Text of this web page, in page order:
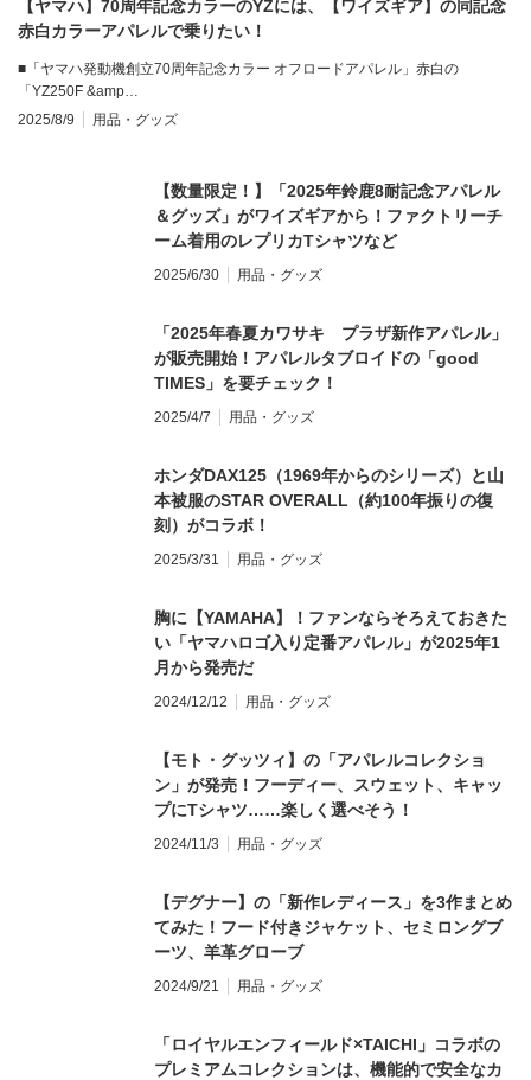
【ヤマハ】70周年記念カラーのYZには、【ワイズギア】の同記念
赤白カラーアパレルで乗りたい！
■「ヤマハ発動機創立70周年記念カラー オフロードアパレル」赤白の
「YZ250F &amp…
2025/8/9
用品・グッズ
【数量限定！】「2025年鈴鹿8耐記念アパレル
＆グッズ」がワイズギアから！ファクトリーチ
ーム着用のレプリカTシャツなど
2025/6/30 用品・グッズ
「2025年春夏カワサキ プラザ新作アパレル」
が販売開始！アパレルタブロイドの「good
TIMES」を要チェック！
2025/4/7 用品・グッズ
ホンダDAX125（1969年からのシリーズ）と山
本被服のSTAR OVERALL（約100年振りの復
刻）がコラボ！
2025/3/31 用品・グッズ
胸に【YAMAHA】！ファンならそろえておきた
い「ヤマハロゴ入り定番アパレル」が2025年1
月から発売だ
2024/12/12 用品・グッズ
【モト・グッツィ】の「アパレルコレクショ
ン」が発売！フーディー、スウェット、キャッ
プにTシャツ……楽しく選べそう！
2024/11/3 用品・グッズ
【デグナー】の「新作レディース」を3作まとめ
てみた！フード付きジャケット、セミロングブ
ーツ、羊革グローブ
2024/9/21 用品・グッズ
「ロイヤルエンフィールド×TAICHI」コラボの
プレミアムコレクションは、機能的で安全なカ